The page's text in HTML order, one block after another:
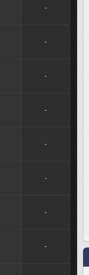
-
-
-
-
-
-
-
-